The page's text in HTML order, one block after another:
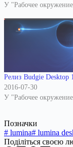
У "Рабочее
Релиз Budgie Desktop
2016-07-30
У "Рабочее
Позначки
# lumina# lumina
Поділіться своєю